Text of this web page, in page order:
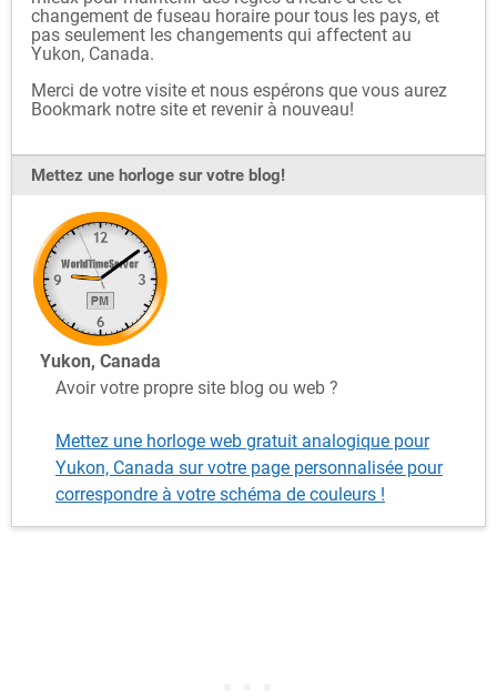
changement de fuseau horaire pour tous les pays, et
pas seulement les changements qui affectent au
Yukon, Canada.
Merci de votre visite et nous espérons que vous aurez
Bookmark notre site et revenir à nouveau!
Mettez une horloge sur votre blog!
Yukon, Canada
Avoir votre propre site blog ou web ?
Mettez une horloge web gratuit analogique pour
Yukon, Canada sur votre page personnalisée pour
correspondre à votre schéma de couleurs !